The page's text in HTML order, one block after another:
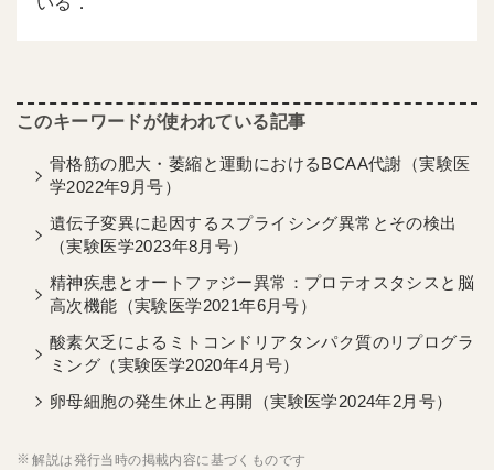
骨格筋の肥大・萎縮と運動におけるBCAA代謝（実験医
学2022年9月号）
遺伝子変異に起因するスプライシング異常とその検出
（実験医学2023年8月号）
精神疾患とオートファジー異常：プロテオスタシスと脳
高次機能（実験医学2021年6月号）
酸素欠乏によるミトコンドリアタンパク質のリプログラ
ミング（実験医学2020年4月号）
卵母細胞の発生休止と再開（実験医学2024年2月号）
解説は発行当時の掲載内容に基づくものです